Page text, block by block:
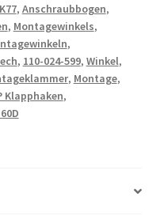
, Anschraubbogen,
, Montagewinkels,
,
, 110-024-599, Winkel,
, Montage,
Klapphaken,